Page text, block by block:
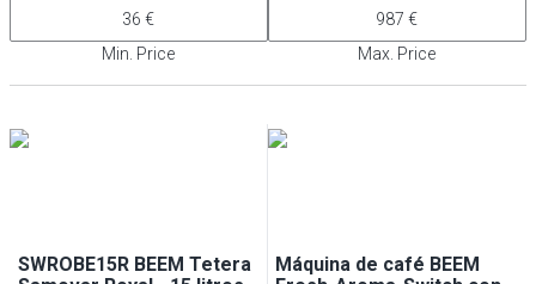
Min. Price Max. Price
SWROBE15R BEEM Tetera
Máquina de café BEEM